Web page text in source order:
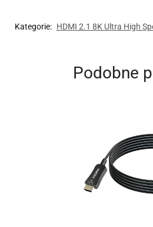
Kategorie: HDMI 2.1 8K Ultra High
Podobne